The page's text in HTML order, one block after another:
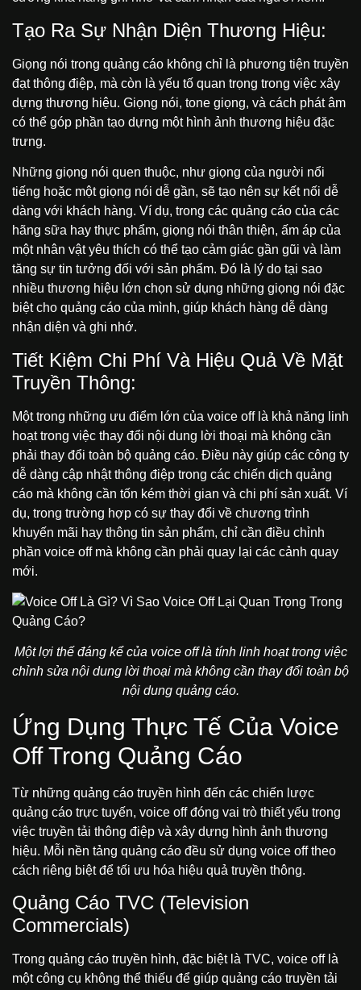
Tạo Ra Sự Nhận Diện Thương Hiệu:
Giọng nói trong quảng cáo không chỉ là phương tiện truyền
đạt thông điệp, mà còn là yếu tố quan trọng trong việc xây
dựng thương hiệu. Giọng nói, tone giọng, và cách phát âm
có thể góp phần tạo dựng một hình ảnh thương hiệu đặc
trưng.
Những giọng nói quen thuộc, như giọng của người nổi
tiếng hoặc một giọng nói dễ gần, sẽ tạo nên sự kết nối dễ
dàng với khách hàng. Ví dụ, trong các quảng cáo của các
hãng sữa hay thực phẩm, giọng nói thân thiện, ấm áp của
một nhân vật yêu thích có thể tạo cảm giác gần gũi và làm
tăng sự tin tưởng đối với sản phẩm. Đó là lý do tại sao
nhiều thương hiệu lớn chọn sử dụng những giọng nói đặc
biệt cho quảng cáo của mình, giúp khách hàng dễ dàng
nhận diện và ghi nhớ.
Tiết Kiệm Chi Phí Và Hiệu Quả Về Mặt
Truyền Thông:
Một trong những ưu điểm lớn của voice off là khả năng linh
hoạt trong việc thay đổi nội dung lời thoại mà không cần
phải thay đổi toàn bộ quảng cáo. Điều này giúp các công ty
dễ dàng cập nhật thông điệp trong các chiến dịch quảng
cáo mà không cần tốn kém thời gian và chi phí sản xuất. Ví
dụ, trong trường hợp có sự thay đổi về chương trình
khuyến mãi hay thông tin sản phẩm, chỉ cần điều chỉnh
phần voice off mà không cần phải quay lại các cảnh quay
mới.
Một lợi thế đáng kể của voice off là tính linh hoạt trong việc
chỉnh sửa nội dung lời thoại mà không cần thay đổi toàn bộ
nội dung quảng cáo.
Ứng Dụng Thực Tế Của Voice
Off Trong Quảng Cáo
Từ những quảng cáo truyền hình đến các chiến lược
quảng cáo trực tuyến, voice off đóng vai trò thiết yếu trong
việc truyền tải thông điệp và xây dựng hình ảnh thương
hiệu. Mỗi nền tảng quảng cáo đều sử dụng voice off theo
cách riêng biệt để tối ưu hóa hiệu quả truyền thông.
Quảng Cáo TVC (Television
Commercials)
Trong quảng cáo truyền hình, đặc biệt là TVC, voice off là
một công cụ không thể thiếu để giúp quảng cáo truyền tải